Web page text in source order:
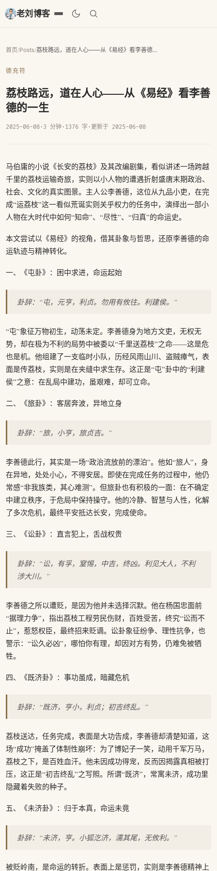
老刘博客
首页/Posts/ 荔枝路远，道在人心——从《易经》看李善德的一生
德充符
荔枝路远，道在人心——从《易经》看李善
德的一生
2025-06-08· 3 分钟· 1376 字 · 更新于 2025-06-08
马伯庸的小说《长安的荔枝》及其改编剧集，看似讲述一场跨越
千里的荔枝运输奇旅，实则以小人物的遭遇折射盛唐末期政治、
社会、文化的真实图景。主人公李善德，这位从九品小吏，在完
成“运荔枝”这一看似荒诞实则关乎权力的任务中，演绎出一部小
人物在大时代中如何“知命”、“尽性”、“归真”的命运史。
本文尝试以《易经》的视角，借其卦象与哲思，还原李善德的命
运轨迹与精神转化。
一、《屯卦》：困中求进，命运起始
卦辞：“屯，元亨，利贞。勿用有攸往。利建侯。”
“屯”象征万物初生，动荡未定。李善德身为地方文吏，无权无
势，却在极为不利的局势中被委以“千里送荔枝”之命——这是危
也是机。他组建了一支临时小队，历经风雨山川、盗贼瘴气，表
面是传荔枝，实则是在夹缝中求生存。这正是“屯”卦中的“利建
侯”之意：在乱局中建功，虽艰难，却可立命。
二、《旅卦》：客居奔波，异地立身
卦辞：“旅，小亨，旅贞吉。”
李善德此行，其实是一场“政治流放前的漂泊”。他如“旅人”，身
在异地，处处小心，不得安居。即使在完成任务的过程中，他仍
常感“非我族类，其心难测”。但旅卦也有积极的一面：在不确定
中建立秩序，于危局中保持操守。他的冷静、智慧与人性，化解
了多次危机，最终平安抵达长安，完成使命。
三、《讼卦》：直言犯上，舌战权贵
卦辞：“讼，有孚，窒惕，中吉，终凶。利见大人，不利
涉大川。”
李善德之所以遭贬，是因为他并未选择沉默。他在杨国忠面前
“据理力争”，指出荔枝工程劳民伤财，百姓受苦，终究“讼而不
止”，惹怒权臣，最终招来贬谪。讼卦象征纷争、理性抗争，也
警示：“讼久必凶”，哪怕你有理，却因对方有势，仍难免被牺
牲。
四、《既济卦》：事功虽成，暗藏危机
卦辞：“既济，亨小，利贞；初吉终乱。”
荔枝送达，任务完成，表面是大功告成，李善德却清楚知道，这
场“成功”掩盖了体制性崩坏：为了博妃子一笑，动用千军万马，
荔枝之下，是百姓血汗。他未因成功得宠，反而因揭露真相被打
压，这正是“初吉终乱”之写照。所谓“既济”，常寓未济，成功里
隐藏着失败的种子。
五、《未济卦》：归于本真，命运未竟
卦辞：“未济，亨。小狐汔济，濡其尾，无攸利。”
被贬岭南，是命运的转折。表面上是惩罚，实则是李善德精神上